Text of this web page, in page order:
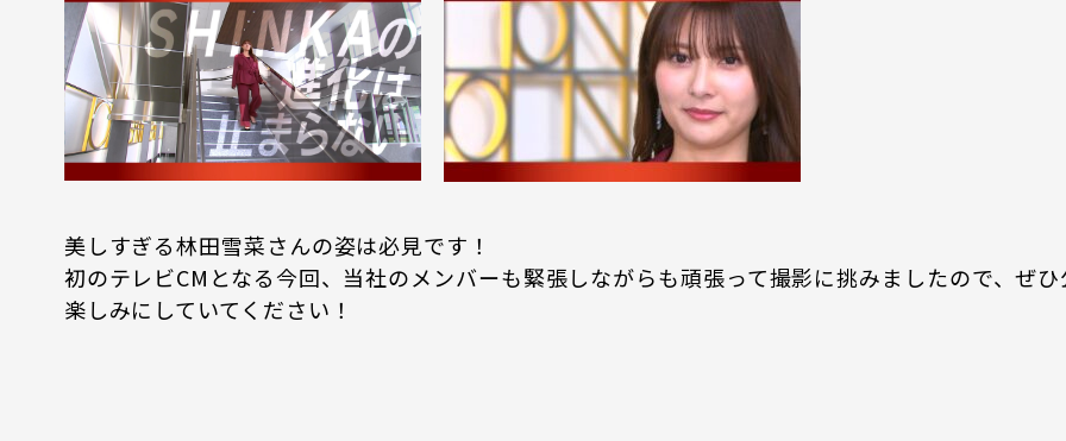
美しすぎる林田雪菜さんの姿は必見です！
初のテレビCMとなる今回、当社のメンバーも緊張しながらも頑張って撮影に挑みましたので、ぜ
楽しみにしていてください！